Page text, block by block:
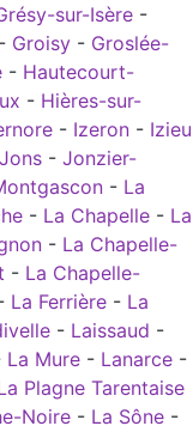
sur-Isère -
- Groisy - Groslée-
- Hautecourt-
- Hières-sur-
- Izeron - Izieu
Jons - Jonzier-
- La
- La Chapelle - La
- La Chapelle-
- La Chapelle-
La Ferrière - La
- Laissaud -
La Mure - Lanarce -
Plagne Tarentaise
Noire - La Sône -